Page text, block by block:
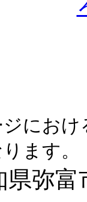
にお
ます。
県弥